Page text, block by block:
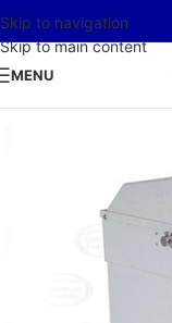
Skip to navigation
Skip to main content
MENU